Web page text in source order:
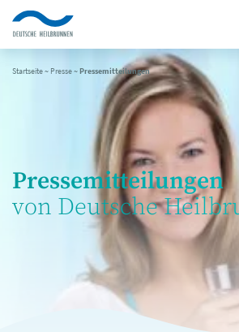
Startseite~ Presse~Pressemitteilungen
Pressemitteilungen
von Deutsche